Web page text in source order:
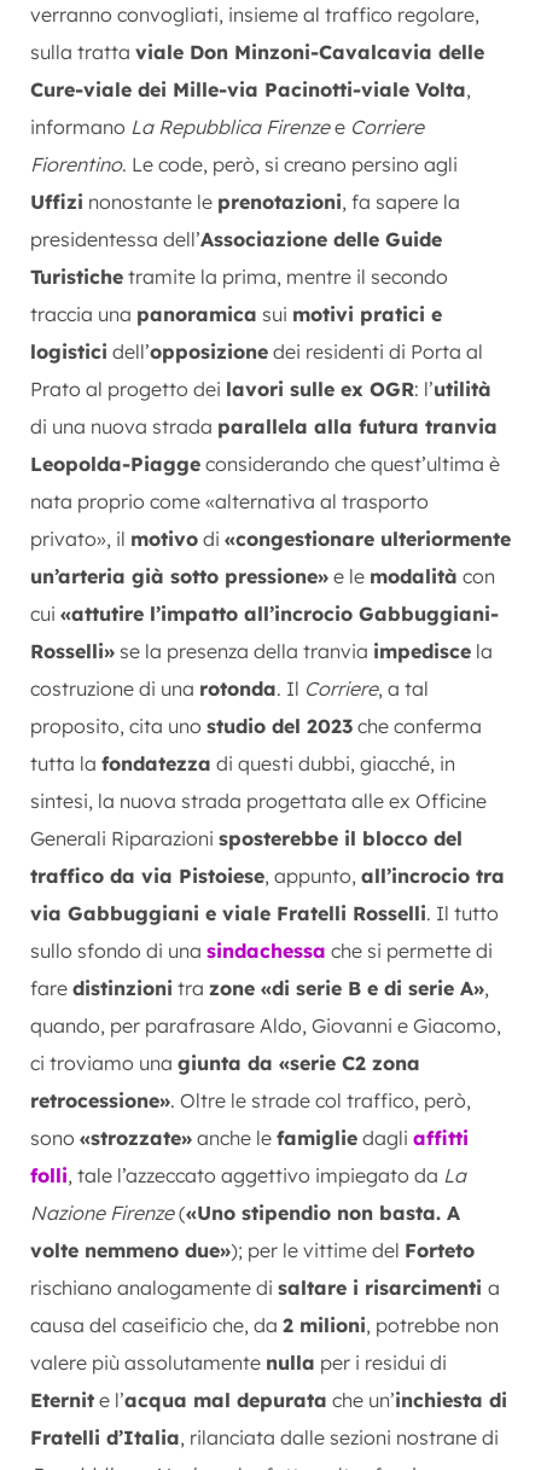
verranno convogliati, insieme al traffico regolare,
sulla tratta viale Don Minzoni-Cavalcavia delle
Cure-viale dei Mille-via Pacinotti-viale Volta,
informano La Repubblica Firenzee Corriere
Fiorentino. Le code, però, si creano persino agli
Uffizi nonostante le prenotazioni, fa sapere la
presidentessa dell’Associazione delle Guide
Turistiche tramite la prima, mentre il secondo
traccia una panoramica sui motivi pratici e
logistici dell’opposizione dei residenti di Porta al
Prato al progetto dei lavori sulle ex OGR: l’utilità
di una nuova strada parallela alla futura tranvia
Leopolda-Piagge considerando che quest’ultima è
nata proprio come «alternativa al trasporto
privato», il motivo di «congestionare ulteriormente
un’arteria già sotto pressione» e le modalità con
cui «attutire l’impatto all’incrocio Gabbuggiani-
Rosselli» se la presenza della tranvia impedisce la
costruzione di una rotonda. Il Corriere, a tal
proposito, cita uno studio del 2023 che conferma
tutta la fondatezza di questi dubbi, giacché, in
sintesi, la nuova strada progettata alle ex Officine
Generali Riparazioni sposterebbe il blocco del
traffico da via Pistoiese, appunto, all’incrocio tra
via Gabbuggiani e viale Fratelli Rosselli. Il tutto
sullo sfondo di una sindachessa che si permette di
fare distinzioni tra zone «di serie B e di serie A»,
quando, per parafrasare Aldo, Giovanni e Giacomo,
ci troviamo una giunta da «serie C2 zona
retrocessione». Oltre le strade col traffico, però,
sono «strozzate» anche le famiglie dagli affitti
folli, tale l’azzeccato aggettivo impiegato da La
Nazione Firenze(«Uno stipendio non basta. A
volte nemmeno due»); per le vittime del Forteto
rischiano analogamente di saltare i risarcimenti a
causa del caseificio che, da 2 milioni, potrebbe non
valere più assolutamente nulla per i residui di
Eternit e l’acqua mal depurata che un’inchiesta di
Fratelli d’Italia, rilanciata dalle sezioni nostrane di